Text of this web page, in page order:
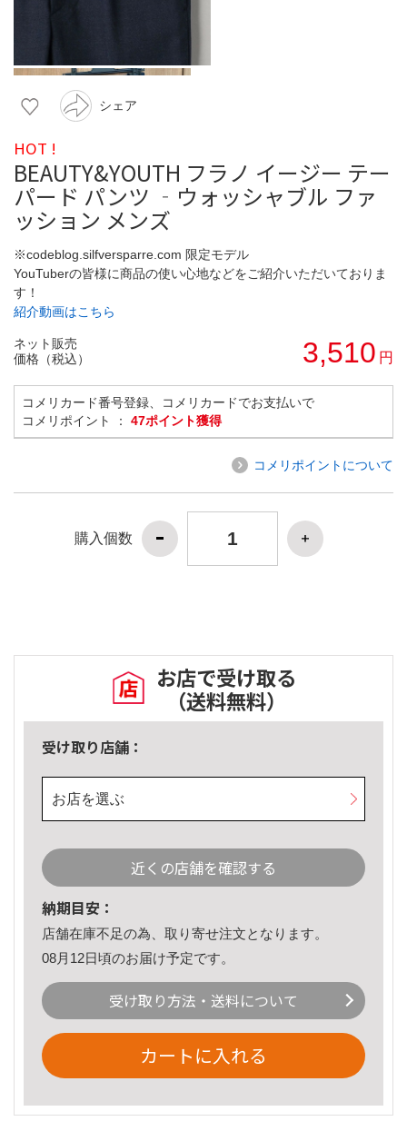
シェア
HOT !
BEAUTY&YOUTH フラノ イージー テー
パード パンツ ‐ウォッシャブル ファ
ッション メンズ
※codeblog.silfversparre.com 限定モデル
YouTuberの皆様に商品の使い心地などをご紹介いただいておりま
す！
紹介動画はこちら
ネット販売
価格（税込）
3,510 円
コメリカード番号登録、コメリカードでお支払いで
コメリポイント ： 47ポイント獲得
コメリポイントについて
購入個数
お店で受け取る
（送料無料）
受け取り店舗：
お店を選ぶ
近くの店舗を確認する
納期目安：
店舗在庫不足の為、取り寄せ注文となります。
08月12日頃のお届け予定です。
受け取り方法・送料について
カートに入れる